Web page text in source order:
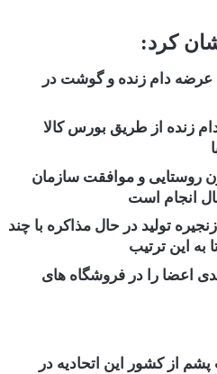
کرد:
عرضه دام زنده و گوشت در
زنده از طریق بورس کالا
روستایی و موافقت سازمان
انجام است
تولید در حال مذاکره با چند
این ترتیب
اعضا را در فروشگاه های
از کشور این اتحادیه در